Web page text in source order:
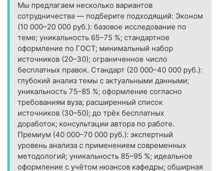
Мы предлагаем несколько вариантов
сотрудничества — подберите подходящий: Эконом
(10 000–20 000 руб.): базовое исследование по
теме; уникальность 65–75 %; стандартное
оформление по ГОСТ; минимальный набор
источников (20–30); ограниченное число
бесплатных правок. Стандарт (20 000–40 000 руб.):
глубокий анализ темы с актуальными данными;
уникальность 75–85 %; оформление согласно
требованиям вуза; расширенный список
источников (30–50); до трёх бесплатных
доработок; консультации автора по работе.
Премиум (40 000–70 000 руб.): экспертный
уровень анализа с применением современных
методологий; уникальность 85–95 %; идеальное
оформление с учётом нюансов кафедры; обширная